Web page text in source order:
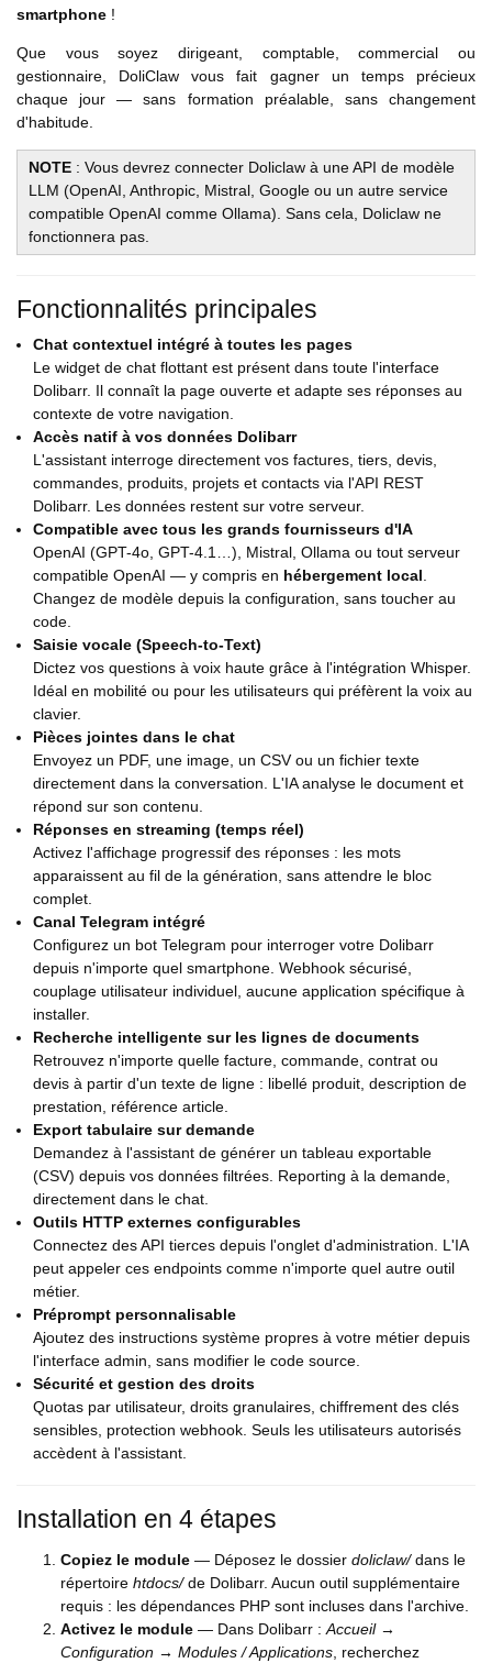
smartphone !
Que vous soyez dirigeant, comptable, commercial ou
gestionnaire, DoliClaw vous fait gagner un temps précieux
chaque jour — sans formation préalable, sans changement
d'habitude.
NOTE : Vous devrez connecter Doliclaw à une API de modèle
LLM (OpenAI, Anthropic, Mistral, Google ou un autre service
compatible OpenAI comme Ollama). Sans cela, Doliclaw ne
fonctionnera pas.
Fonctionnalités principales
Chat contextuel intégré à toutes les pages
Le widget de chat flottant est présent dans toute l'interface
Dolibarr. Il connaît la page ouverte et adapte ses réponses au
contexte de votre navigation.
Accès natif à vos données Dolibarr
L'assistant interroge directement vos factures, tiers, devis,
commandes, produits, projets et contacts via l'API REST
Dolibarr. Les données restent sur votre serveur.
Compatible avec tous les grands fournisseurs d'IA
OpenAI (GPT-4o, GPT-4.1…), Mistral, Ollama ou tout serveur
compatible OpenAI — y compris en hébergement local.
Changez de modèle depuis la configuration, sans toucher au
code.
Saisie vocale (Speech-to-Text)
Dictez vos questions à voix haute grâce à l'intégration Whisper.
Idéal en mobilité ou pour les utilisateurs qui préfèrent la voix au
clavier.
Pièces jointes dans le chat
Envoyez un PDF, une image, un CSV ou un fichier texte
directement dans la conversation. L'IA analyse le document et
répond sur son contenu.
Réponses en streaming (temps réel)
Activez l'affichage progressif des réponses : les mots
apparaissent au fil de la génération, sans attendre le bloc
complet.
Canal Telegram intégré
Configurez un bot Telegram pour interroger votre Dolibarr
depuis n'importe quel smartphone. Webhook sécurisé,
couplage utilisateur individuel, aucune application spécifique à
installer.
Recherche intelligente sur les lignes de documents
Retrouvez n'importe quelle facture, commande, contrat ou
devis à partir d'un texte de ligne : libellé produit, description de
prestation, référence article.
Export tabulaire sur demande
Demandez à l'assistant de générer un tableau exportable
(CSV) depuis vos données filtrées. Reporting à la demande,
directement dans le chat.
Outils HTTP externes configurables
Connectez des API tierces depuis l'onglet d'administration. L'IA
peut appeler ces endpoints comme n'importe quel autre outil
métier.
Préprompt personnalisable
Ajoutez des instructions système propres à votre métier depuis
l'interface admin, sans modifier le code source.
Sécurité et gestion des droits
Quotas par utilisateur, droits granulaires, chiffrement des clés
sensibles, protection webhook. Seuls les utilisateurs autorisés
accèdent à l'assistant.
Installation en 4 étapes
Copiez le module — Déposez le dossier doliclaw/dans le
répertoire htdocs/de Dolibarr. Aucun outil supplémentaire
requis : les dépendances PHP sont incluses dans l'archive.
Activez le module — Dans Dolibarr :Accueil →
Configuration → Modules / Applications, recherchez